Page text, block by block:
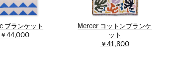
ブランケット
￥44,000
Mercer コットンブランケ
ット
￥41,800